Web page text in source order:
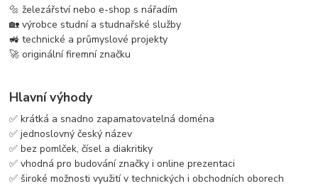
🔩 železářství nebo e-shop s nářadím
🏡 výrobce studní a studnařské služby
🚜 technické a průmyslové projekty
🚀 originální firemní značku
Hlavní výhody
✅ krátká a snadno zapamatovatelná doména
✅ jednoslovný český název
✅ bez pomlček, čísel a diakritiky
✅ vhodná pro budování značky i online prezentaci
✅ široké možnosti využití v technických i obchodních oborech